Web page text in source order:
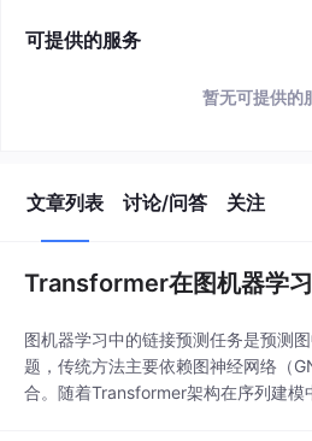
可提供的服务
暂无可提供的
文章列表 讨论/问答 关注
Transformer在图机器学
图机器学习中的链接预测任务是预测
题，传统方法主要依赖图神经网络（
合。随着Transformer架构在序列建模